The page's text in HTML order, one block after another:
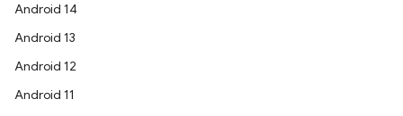
Android 14
Android 13
Android 12
Android 11